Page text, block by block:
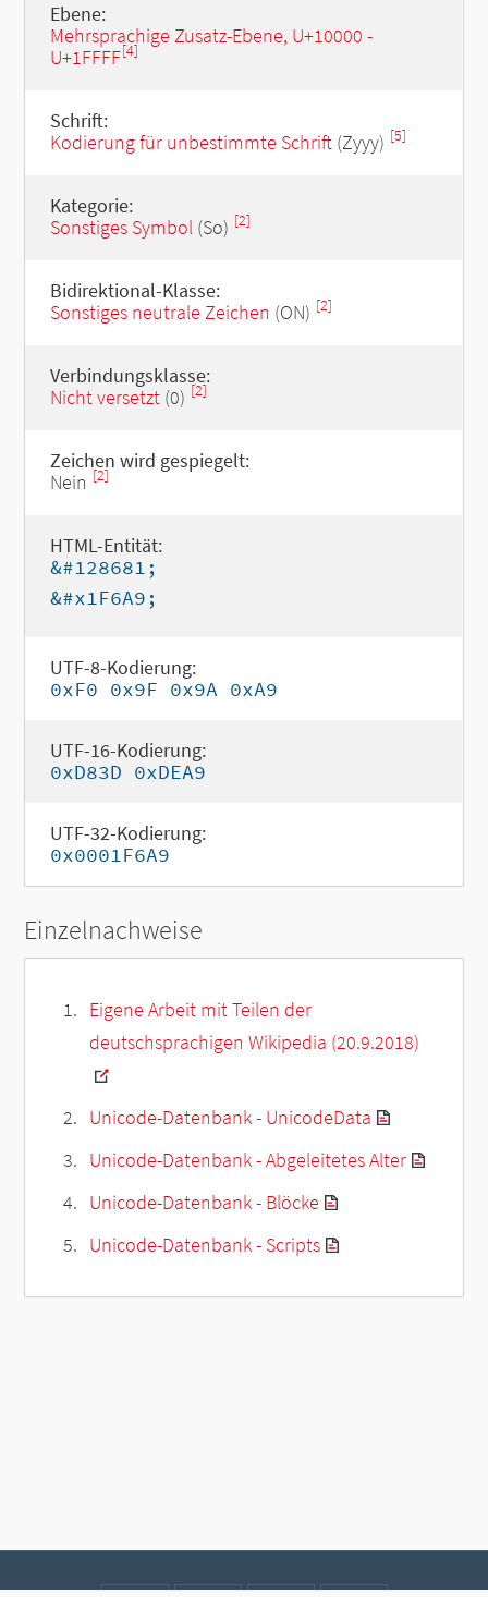
Ebene:
Mehrsprachige Zusatz-Ebene, U+10000 -
U+1FFFF[4]
Schrift:
Kodierung für unbestimmte Schrift(Zyyy) [5]
Kategorie:
Sonstiges Symbol(So) [2]
Bidirektional-Klasse:
Sonstiges neutrale Zeichen (ON) [2]
Verbindungsklasse:
Nicht versetzt(0) [2]
Zeichen wird gespiegelt:
Nein [2]
HTML-Entität:
&#128681;
&#x1F6A9;
UTF-8-Kodierung:
0xF0 0x9F 0x9A 0xA9
UTF-16-Kodierung:
0xD83D 0xDEA9
UTF-32-Kodierung:
0x0001F6A9
Einzelnachweise
Eigene Arbeit mit Teilen der
deutschsprachigen Wikipedia (20.9.2018)
Unicode-Datenbank - UnicodeData
Unicode-Datenbank - Abgeleitetes Alter
Unicode-Datenbank - Blöcke
Unicode-Datenbank - Scripts